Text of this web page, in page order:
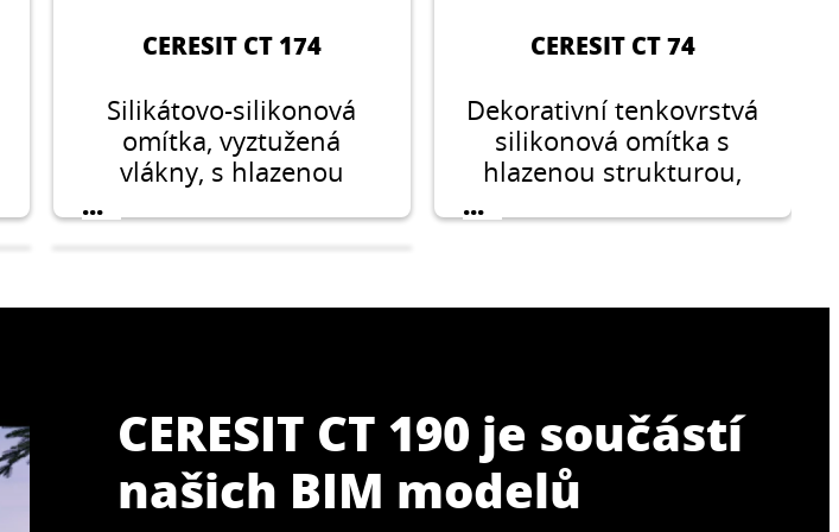
CERESIT CT 174
Silikátovo-silikonová
omítka, vyztužená
vlákny, s hlazenou
strukturou ve velikosti
zrna 1,5 mm a 2,0 mm
...
CERESIT CT 74
Dekorativní tenkovrstvá
silikonová omítka s
hlazenou strukturou,
velikosti zrna 1,5 mm,
...
CERESIT CT 48
CERESIT CT 190 je součástí
našich BIM modelů